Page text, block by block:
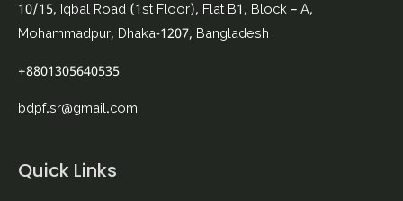
10/15, Iqbal Road (1st Floor), Flat B1, Block – A,
Mohammadpur, Dhaka-1207, Bangladesh
+8801305640535
bdpf.sr@gmail.com
Quick Links